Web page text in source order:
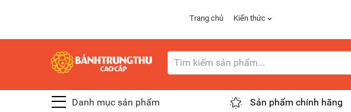
Trang chủ Kiến thức
Danh mục sản phẩm Sản phẩm chính hãng